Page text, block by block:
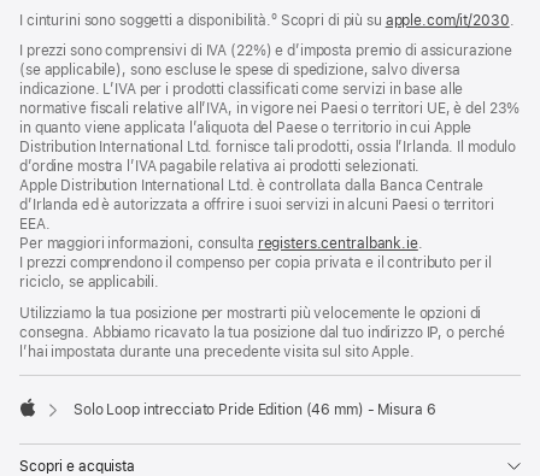
I cinturini sono soggetti a disponibilità.º Scopri di più su apple.com/it/2030
I prezzi sono comprensivi di IVA (22%) e d’imposta premio di assicurazione
(se applicabile), sono escluse le spese di spedizione, salvo diversa
indicazione. L’IVA per i prodotti classificati come servizi in base alle
normative fiscali relative all’IVA, in vigore nei Paesi o territori UE, è del 23%
in quanto viene applicata l’aliquota del Paese o territorio in cui Apple
Distribution International Ltd. fornisce tali prodotti, ossia l’Irlanda. Il modulo
d’ordine mostra l’IVA pagabile relativa ai prodotti selezionati.
Apple Distribution International Ltd. è controllata dalla Banca Centrale
d’Irlanda ed è autorizzata a offrire i suoi servizi in alcuni Paesi o territori
EEA.
Per maggiori informazioni, consulta registers.centralbank.ie.
I prezzi comprendono il compenso per copia privata e il contributo per il
riciclo, se applicabili.
Utilizziamo la tua posizione per mostrarti più velocemente le opzioni di
consegna. Abbiamo ricavato la tua posizione dal tuo indirizzo IP, o perché
l’hai impostata durante una precedente visita sul sito Apple.
Solo Loop intrecciato Pride Edition (46 mm) - Misura 6
Scopri e acquista